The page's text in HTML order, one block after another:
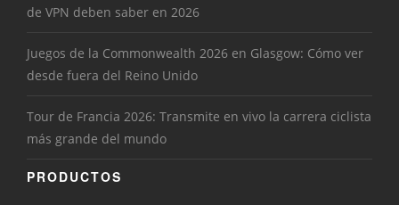
de VPN deben saber en 2026
Juegos de la Commonwealth 2026 en Glasgow: Cómo ver
desde fuera del Reino Unido
Tour de Francia 2026: Transmite en vivo la carrera ciclista
más grande del mundo
PRODUCTOS